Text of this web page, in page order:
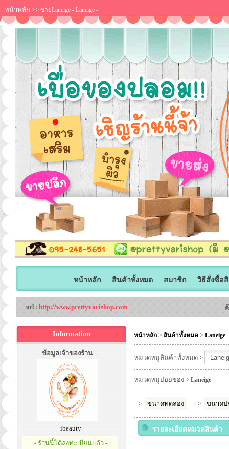
หน้าหลัก >> ขายLaneige - Laneige -
หน้าหลัก สินค้าทั้งหมด สมาชิก วิธีสั่งซื้อ
url : http://www.prettyvarishop.com
Information
ข้อมูลเจ้าของร้าน
ibeauty
- ร้านนี้ได้ลงทะเบียนแล้ว -
หน้าหลัก > สินค้าทั้งหมด > Laneige
หมวดหมู่สินค้าทั้งหมด >
หมวดหมู่ย่อยของ > Laneige
--> ขนาดทดลอง --> ขนาดป
รายละเอียดหมวดสินค้า